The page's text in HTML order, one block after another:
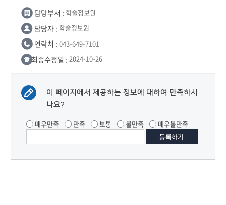
담당부서 : 학술정보원
담당자 : 학술정보원
연락처 : 043-649-7101
최종수정일 : 2024-10-26
이 페이지에서 제공하는 정보에 대하여 만족하시
나요?
매우만족 만족 보통 불만족 매우불만족